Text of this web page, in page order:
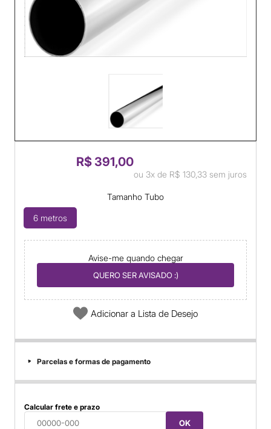
R$ 391,00
ou 3x de R$ 130,33sem juros
Tamanho Tubo
6 metros
Avise-me quando chegar
QUERO SER AVISADO :)
Adicionar a Lista de Desejo
Parcelas e formas de pagamento
Calcular frete e prazo
OK